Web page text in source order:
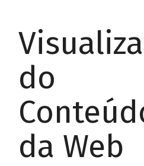
do
da Web